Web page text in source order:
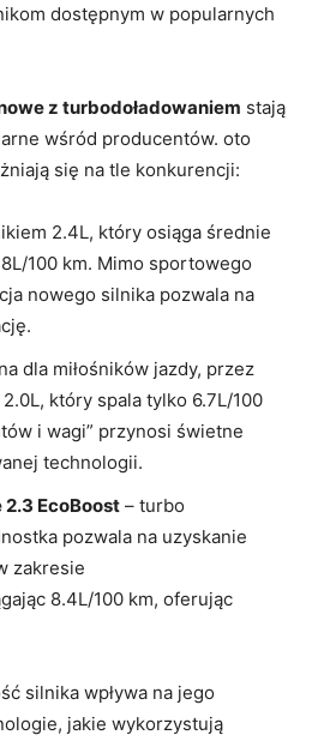
dostępnym ⁣w popularnych⁤
z turbodoładowaniem stają
wśród producentów. oto
się na tle konkurencji:
2.4L, ⁢który osiąga średnie
100 km. Mimo sportowego
nowego silnika pozwala na
dla miłośników jazdy, przez
który spala‌ tylko 6.7L/100‌
i wagi” ​przynosi ⁤świetne
technologii.
EcoBoost – turbo
pozwala na uzyskanie‌
zakresie
8.4L/100 km, oferując
silnika wpływa na jego
jakie wykorzystują